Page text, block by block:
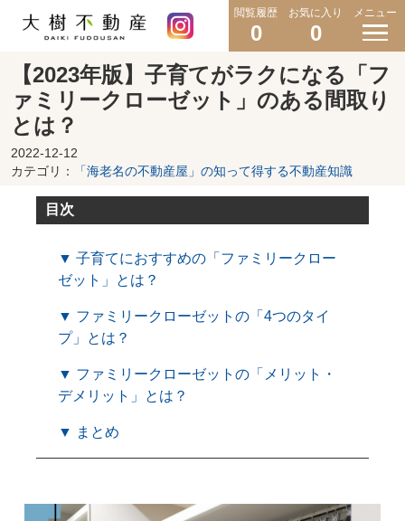
閲覧履歴
0
お気に入り
0
メニュー
【2023年版】子育てがラクになる「フ
ァミリークローゼット」のある間取り
とは？
2022-12-12
カテゴリ：
「海老名の不動産屋」の知って得する不動産知識
目次
▼ 子育てにおすすめの「ファミリークロー
ゼット」とは？
▼ ファミリークローゼットの「4つのタイ
プ」とは？
▼ ファミリークローゼットの「メリット・
デメリット」とは？
▼ まとめ